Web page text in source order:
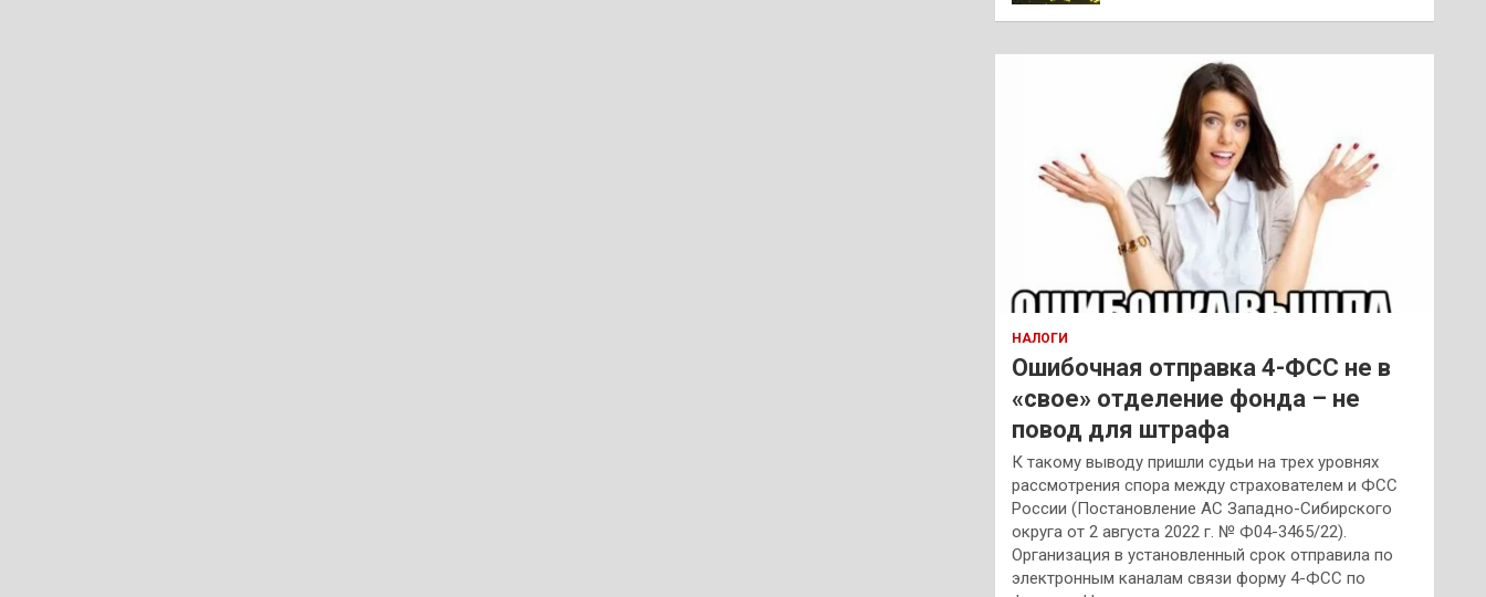
НАЛОГИ
Ошибочная отправка 4-ФСС не в
«свое» отделение фонда – не
повод для штрафа
К такому выводу пришли судьи на трех уровнях
рассмотрения спора между страхователем и ФСС
России (Постановление АС Западно-Сибирского
округа от 2 августа 2022 г. № Ф04-3465/22).
Организация в установленный срок отправила по
электронным каналам связи форму 4-ФСС по